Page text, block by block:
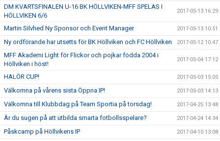
DM KVARTSFINALEN U-16 BK HÖLLVIKEN-MFF SPELAS I
HÖLLVIKEN 6/6
2017-05-13 16:29
Martin Silvhed Ny Sponsor och Event Manager 2017-05-13 10:51
Ny ordförande har utsetts för BK Höllviken och FC Höllviken 2017-05-12 10:47
MFF Akademi Light för Flickor och pojkar födda 2004 i
Höllviken i höst!
2017-05-04 17:12
HALÖR CUP! 2017-05-03 15:05
Välkomna på vårens sista Öppna IP! 2017-05-03 14:13
Välkomna till Klubbdag på Team Sportia på torsdag! 2017-04-25 13:48
Är du sugen på att utbilda smarta fotbollsspelare? 2017-04-24 14:34
Påskcamp på Höllvikens IP 2017-04-10 13:08